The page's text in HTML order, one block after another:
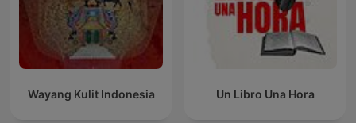
Wayang Kulit Indonesia Un Libro Una Hora